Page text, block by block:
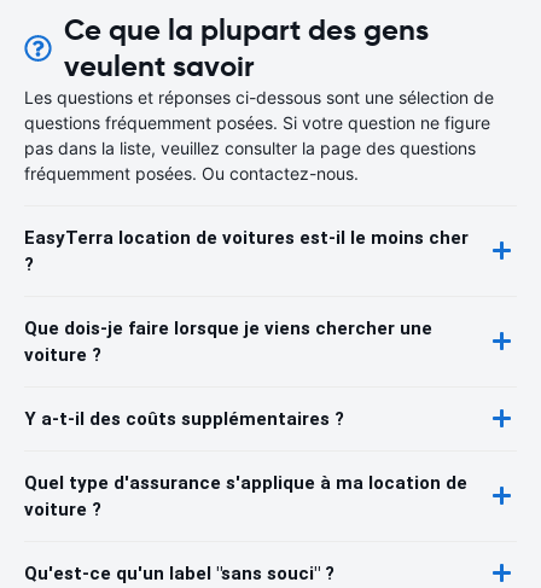
Ce que la plupart des gens
veulent savoir
Les questions et réponses ci-dessous sont une sélection de
questions fréquemment posées. Si votre question ne figure
pas dans la liste, veuillez consulter la page des questions
fréquemment posées. Ou contactez-nous.
EasyTerra location de voitures est-il le moins cher
?
Que dois-je faire lorsque je viens chercher une
voiture ?
Y a-t-il des coûts supplémentaires ?
Quel type d'assurance s'applique à ma location de
voiture ?
Qu'est-ce qu'un label "sans souci" ?